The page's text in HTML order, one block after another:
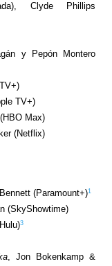
Clyde Phillips
y Pepón Montero
TV+)
Max)
(Netflix)
(Paramount+)1
(SkyShowtime)
3
, Jon Bokenkamp &